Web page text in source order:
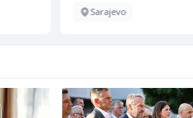
Sarajevo